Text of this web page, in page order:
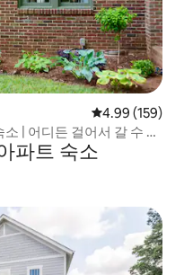
평점 4.99점(5
4.99 (159)
| 어디든 걸어서 갈 수 있
파트 숙소